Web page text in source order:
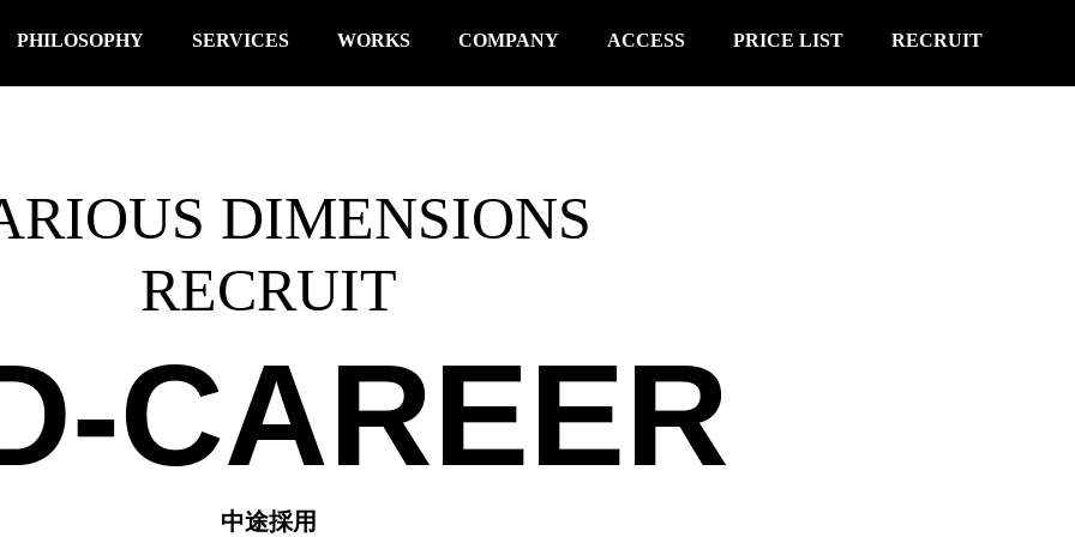
PHILOSOPHY SERVICES WORKS COMPANY ACCESS PRICE LIST RECRUIT
DIMENSIONS
RECRUIT
CAREER
中途採用